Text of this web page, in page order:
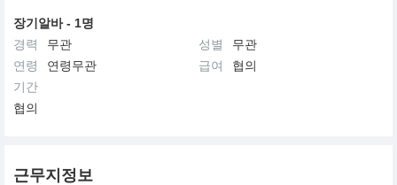
입어 현재 15개의 국내 유명 백화점과 국내 Big 3 백화점 온라인 몰
에 입점하여 명품 화장품계에서 주목 받는 브랜드로 각광을 받고 있
습니다.
장기알바 - 1명
경력
무관 성별
무관
연령
연령무관 급여
협의
기간
협의
근무지정보